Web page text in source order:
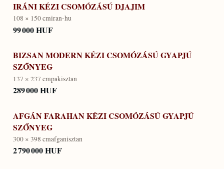
IRÁNI KÉZI CSOMÓZÁSÚ DJAJIM
108 × 150 cmiran-hu
99 000 HUF
BIZSAN MODERN KÉZI CSOMÓZÁSÚ GYAPJÚ
SZŐNYEG
137 × 237 cmpakisztan
289 000 HUF
AFGÁN FARAHAN KÉZI CSOMÓZÁSÚ GYAPJÚ
SZŐNYEG
300 × 398 cmafganisztan
2 790 000 HUF